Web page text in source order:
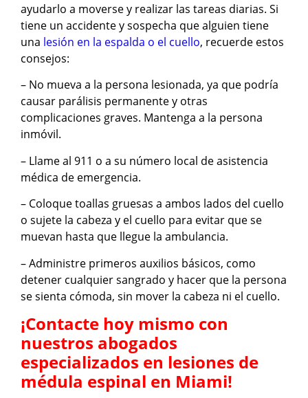
ayudarlo a moverse y realizar las tareas diarias. Si
tiene un accidente y sospecha que alguien tiene
una lesión en la espalda o el cuello, recuerde estos
consejos:
– No mueva a la persona lesionada, ya que podría
causar parálisis permanente y otras
complicaciones graves. Mantenga a la persona
inmóvil.
– Llame al 911 o a su número local de asistencia
médica de emergencia.
– Coloque toallas gruesas a ambos lados del cuello
o sujete la cabeza y el cuello para evitar que se
muevan hasta que llegue la ambulancia.
– Administre primeros auxilios básicos, como
detener cualquier sangrado y hacer que la persona
se sienta cómoda, sin mover la cabeza ni el cuello.
¡Contacte hoy mismo con
nuestros abogados
especializados en lesiones de
médula espinal en Miami!